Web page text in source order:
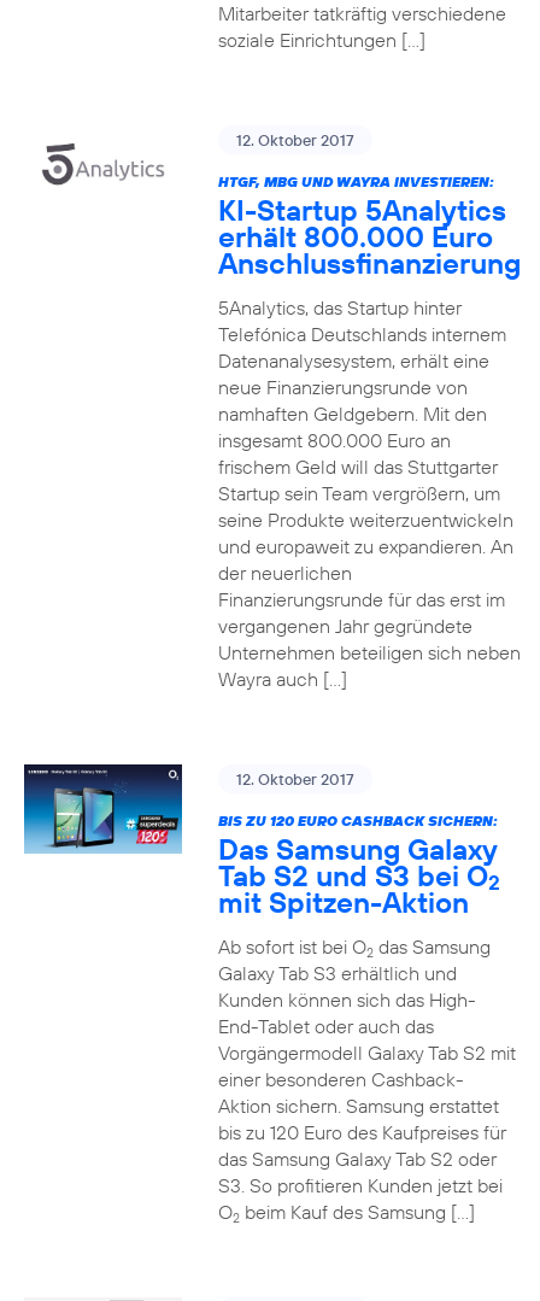
Mitarbeiter tatkräftig verschiedene
soziale Einrichtungen […]
12. Oktober 2017
HTGF, MBG UND WAYRA INVESTIEREN:
KI-Startup 5Analytics
erhält 800.000 Euro
Anschlussfinanzierung
5Analytics, das Startup hinter
Telefónica Deutschlands internem
Datenanalysesystem, erhält eine
neue Finanzierungsrunde von
namhaften Geldgebern. Mit den
insgesamt 800.000 Euro an
frischem Geld will das Stuttgarter
Startup sein Team vergrößern, um
seine Produkte weiterzuentwickeln
und europaweit zu expandieren. An
der neuerlichen
Finanzierungsrunde für das erst im
vergangenen Jahr gegründete
Unternehmen beteiligen sich neben
Wayra auch […]
12. Oktober 2017
BIS ZU 120 EURO CASHBACK SICHERN:
Das Samsung Galaxy
Tab S2 und S3 bei O2
mit Spitzen-Aktion
Ab sofort ist bei O2das Samsung
Galaxy Tab S3 erhältlich und
Kunden können sich das High-
End-Tablet oder auch das
Vorgängermodell Galaxy Tab S2 mit
einer besonderen Cashback-
Aktion sichern. Samsung erstattet
bis zu 120 Euro des Kaufpreises für
das Samsung Galaxy Tab S2 oder
S3. So profitieren Kunden jetzt bei
O2beim Kauf des Samsung […]